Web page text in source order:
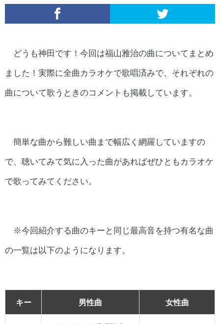
どうも神田です！今回は福山雅治の曲についてまとめ
ました！実際に全曲カラオケで歌唱済みで、それぞれの
曲について歌うときのコメントも掲載しています。
簡単な曲から難しい曲まで幅広く網羅していますの
で、聴いてみて気に入った曲があればぜひともカラオケ
で歌ってみてください。
※今回紹介する曲のキーと同じ最高音を持つ有名な曲
の一覧は以下のようになります。
キー 男性曲 女性曲